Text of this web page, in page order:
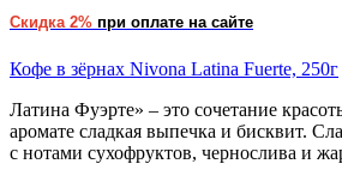
Скидка 2% при оплате на сайте
Кофе в зёрнах Nivona Latina Fuerte, 250г
Латина Фуэрте» – это сочетание
аромате сладкая выпечка и бисквит.
с нотами сухофруктов, чернослива и